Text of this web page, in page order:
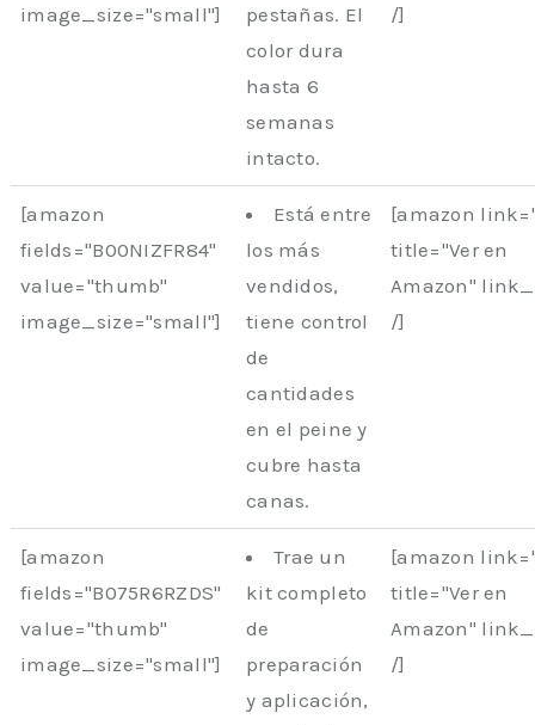
image_size="small"]
pestañas. El
color dura
hasta 6
semanas
intacto.
/]
[amazon
fields="B00NIZFR84"
value="thumb"
image_size="small"]
Está entre
los más
vendidos,
tiene control
de
cantidades
en el peine y
cubre hasta
canas.
[amazon
title="Ver en
Amazon"
/]
[amazon
fields="B075R6RZDS"
value="thumb"
image_size="small"]
Trae un
kit completo
de
preparación
y aplicación,
[amazon
title="Ver en
Amazon"
/]